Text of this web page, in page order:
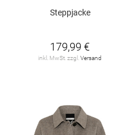
Steppjacke
179,99 €
inkl. MwSt. zzgl. Versand